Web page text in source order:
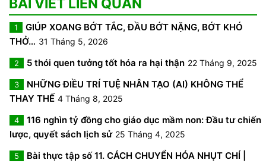
BÀI VIẾT LIÊN QUAN
1
GIÚP XOANG BỚT TẮC, ĐẦU BỚT NẶNG, BỚT KHÓ
THỞ… 31 Tháng 5, 2026
2 5 thói quen tưởng tốt hóa ra hại thận 22 Tháng 9, 2025
3
NHỮNG ĐIỀU TRÍ TUỆ NHÂN TẠO (AI) KHÔNG THỂ
THAY THẾ 4 Tháng 8, 2025
4
116 nghìn tỷ đồng cho giáo dục mầm non: Đầu tư chiến
lược, quyết sách lịch sử 25 Tháng 4, 2025
5
Bài thực tập số 11. CÁCH CHUYỂN HÓA NHỤT CHÍ |